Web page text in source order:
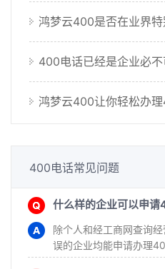
鸿梦云400是否在业界
400电话已经是企业必
鸿梦云400让你轻松办
探索能够体提供私人服务
选择业界口碑非常好的平
想要办理提供完善服务热
400电话常见问题
什么样的企业可以申请
除个人和经工商网查询
误的企业均能申请办理